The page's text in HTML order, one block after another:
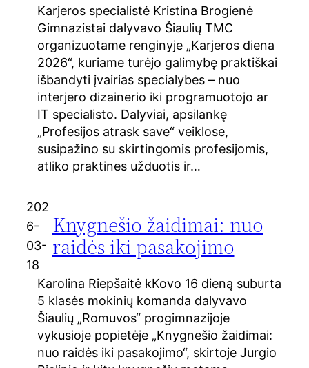
Karjeros specialistė Kristina Brogienė
Gimnazistai dalyvavo Šiaulių TMC
organizuotame renginyje „Karjeros diena
2026“, kuriame turėjo galimybę praktiškai
išbandyti įvairias specialybes – nuo
interjero dizainerio iki programuotojo ar
IT specialisto. Dalyviai, apsilankę
„Profesijos atrask save“ veiklose,
susipažino su skirtingomis profesijomis,
atliko praktines užduotis ir…
202
6-
03-
18
Knygnešio žaidimai: nuo
raidės iki pasakojimo
Karolina Riepšaitė kKovo 16 dieną suburta
5 klasės mokinių komanda dalyvavo
Šiaulių „Romuvos“ progimnazijoje
vykusioje popietėje „Knygnešio žaidimai:
nuo raidės iki pasakojimo“, skirtoje Jurgio